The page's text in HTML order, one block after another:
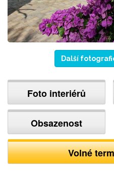
Další
Foto interiérů
Obsazenost
Volné